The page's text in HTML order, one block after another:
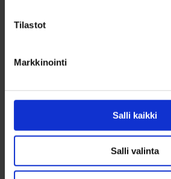
Tilastot
Markkinointi
Salli kaikki
Salli valinta
Nuorten foorumi